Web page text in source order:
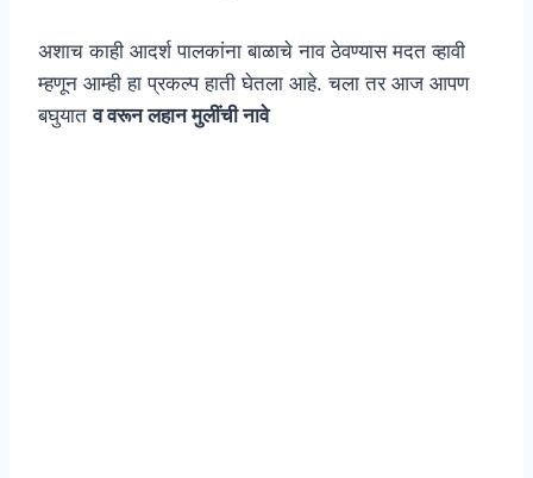
अशाच काही आदर्श पालकांना बाळाचे नाव ठेवण्यास मदत व्हावी
म्हणून आम्ही हा प्रकल्प हाती घेतला आहे. चला तर आज आपण
बघुयातव वरून लहान मुलींची नावे